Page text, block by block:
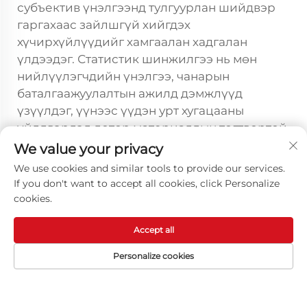
субъектив үнэлгээнд тулгуурлан шийдвэр
гаргахаас зайлшгүй хийгдэх
хүчирхүйлүүдийг хамгаалан хадгалан
үлдээдэг. Статистик шинжилгээ нь мөн
нийлүүлэгчдийн үнэлгээ, чанарын
баталгаажуулалтын ажилд дэмжлүүд
үзүүлдэг, үүнээс үүдэн урт хугацааны
үйлдвэрлэл дотор материалдын тогтвортой
үр дүнг хангаж үлдээдэг.
Түгээмэл асуулт
PU-ийн гаргагч бодисын
хамгийн тохиромжтой
хэрэглэлийн зузаан ямар бөл?
PU-ийн тааруулан гаргагч бүтээдсийн
We value your privacy
We use cookies and similar tools to provide our services.
If you don't want to accept all cookies, click Personalize
cookies.
Personalize cookies
Accept all